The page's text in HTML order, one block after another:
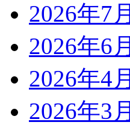
2026年7月
2026年6月
2026年4月
2026年3月